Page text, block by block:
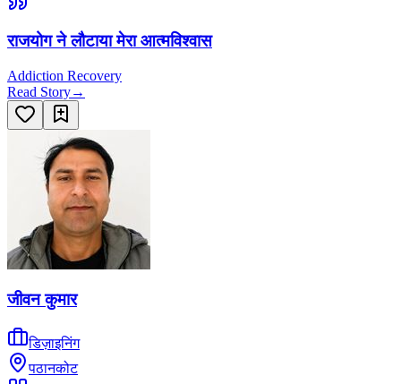
राजयोग ने लौटाया मेरा आत्मविश्वास
Addiction Recovery
Read Story→
जीवन कुमार
डिज़ाइनिंग
पठानकोट